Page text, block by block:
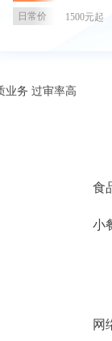
日常价 1500元起
业务 过审率高
食
小
网